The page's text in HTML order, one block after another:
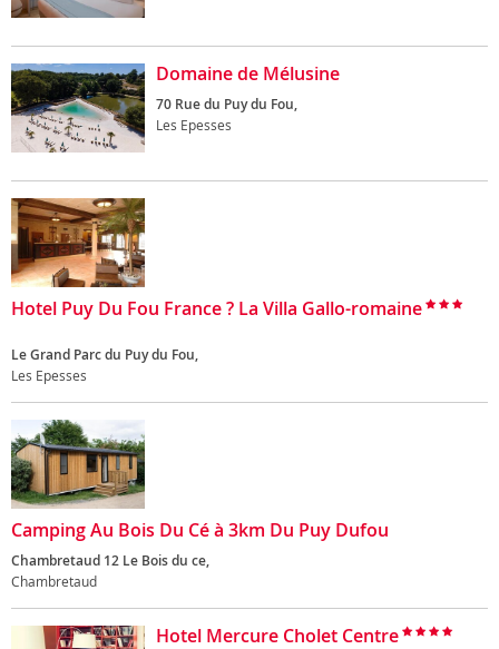
Domaine de Mélusine
70 Rue du Puy du Fou,
Les Epesses
Hotel Puy Du Fou France ? La Villa Gallo-romaine
Le Grand Parc du Puy du Fou,
Les Epesses
Camping Au Bois Du Cé à 3km Du Puy Dufou
Chambretaud 12 Le Bois du ce,
Chambretaud
Hotel Mercure Cholet Centre